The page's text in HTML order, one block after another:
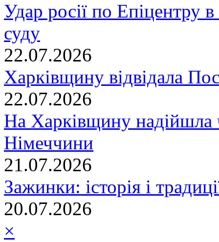
Удар росії по Епіцентру
суду
22.07.2026
Харківщину відвідала
22.07.2026
На Харківщину надійшла
Німеччини
21.07.2026
Зажинки: історія і
20.07.2026
×